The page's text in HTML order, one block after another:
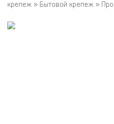
крепеж » Бытовой крепеж »